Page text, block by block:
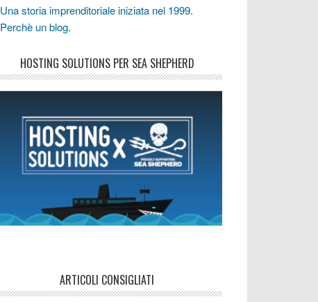
Una storia imprenditoriale iniziata nel 1999.
Perchè un blog.
HOSTING SOLUTIONS PER SEA SHEPHERD
ARTICOLI CONSIGLIATI